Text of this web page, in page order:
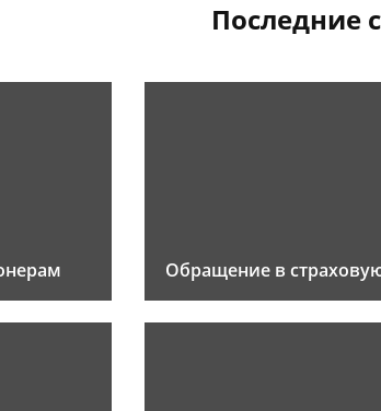
Последние
Обращение в